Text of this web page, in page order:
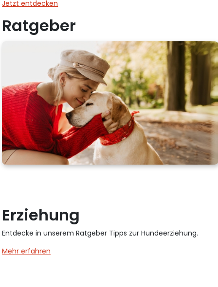
Jetzt entdecken
Ratgeber
Erziehung
Entdecke in unserem Ratgeber Tipps zur Hundeerziehung.
Mehr erfahren